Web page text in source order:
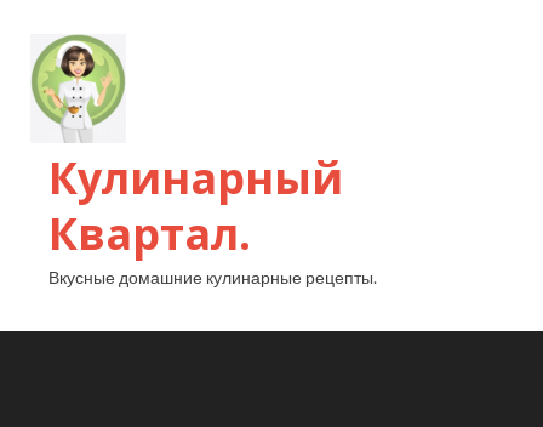
Кулинарный
Квартал.
Вкусные домашние кулинарные рецепты.